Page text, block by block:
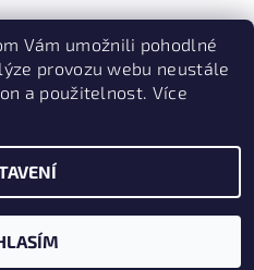
práva vyhrazena
Shoptet
Vám umožnili pohodlné
provozu webu neustále
a použitelnost. Více